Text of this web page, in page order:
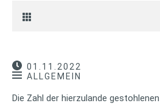
01.11.2022
ALLGEMEIN
Die Zahl der hierzulande